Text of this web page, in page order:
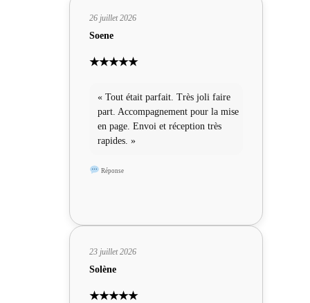
26 juillet 2026
Soene
★★★★★
« Tout était parfait. Très joli faire
part. Accompagnement pour la mise
en page. Envoi et réception très
rapides. »
Réponse
23 juillet 2026
Solène
★★★★★